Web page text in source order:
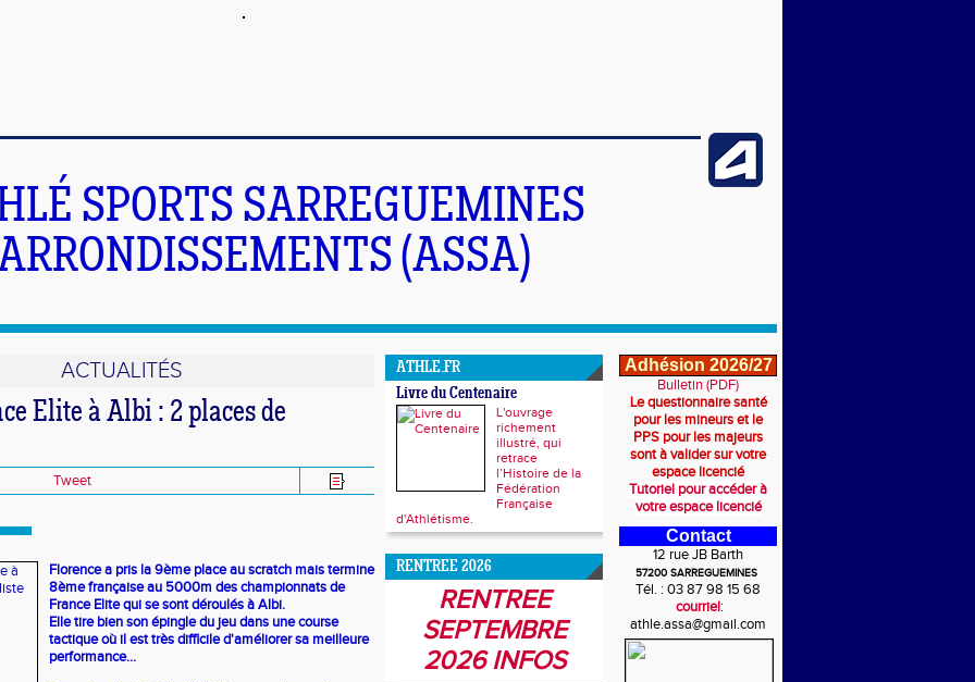
SPORTS SARREGUEMINES
(ASSA)
ACTUALITÉS
Elite à Albi : 2 places de
Tweet
Florence a pris la 9ème place au scratch mais termine
8ème française au 5000m des championnats de
France Elite qui se sont déroulés à Albi.
Elle tire bien son épingle du jeu dans une course
tactique où il est très difficile d'améliorer sa meilleure
performance...
ATHLE.FR
Livre du Centenaire
L'ouvrage
richement
illustré, qui
retrace
l’Histoire de la
Fédération
Française
d'Athlétisme.
RENTREE 2026
RENTREE
SEPTEMBRE
2026 INFOS
Adhésion 2026/27
Bulletin (PDF)
Le questionnaire santé
pour les mineurs et le
PPS pour les majeurs
sont à valider sur votre
espace licencié
Tutoriel pour accéder à
votre espace licencié
Contact
12 rue JB Barth
57200 SARREGUEMINES
Tél. : 03 87 98 15 68
courriel:
athle.assa@gmail.com